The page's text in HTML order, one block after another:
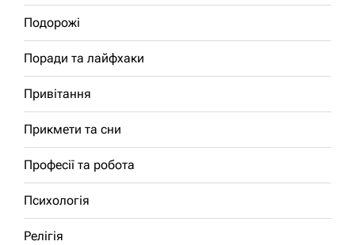
Подорожі
Поради та лайфхаки
Привітання
Прикмети та сни
Професії та робота
Психологія
Релігія